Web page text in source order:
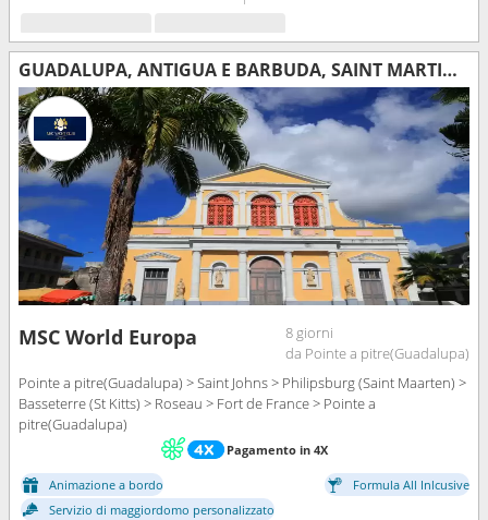
GUADALUPA, ANTIGUA E BARBUDA, SAINT MARTIN, DOMINICA, MARTINICA
MSC World Europa
8 giorni
da Pointe a pitre(Guadalupa)
Pointe a pitre(Guadalupa) > Saint Johns > Philipsburg (Saint Maarten) >
Basseterre (St Kitts) > Roseau > Fort de France > Pointe a
pitre(Guadalupa)
Pagamento in 4X
Animazione a bordo
Formula All Inlcusive
Servizio di maggiordomo personalizzato